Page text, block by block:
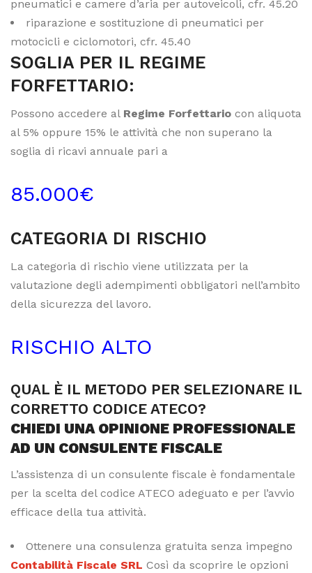
pneumatici e camere d’aria per autoveicoli, cfr. 45.20
riparazione e sostituzione di pneumatici per
motocicli e ciclomotori, cfr. 45.40
SOGLIA PER IL REGIME
FORFETTARIO:
Possono accedere al Regime Forfettario con aliquota
al 5% oppure 15% le attività che non superano la
soglia di ricavi annuale pari a
85.000€
CATEGORIA DI RISCHIO
La categoria di rischio viene utilizzata per la
valutazione degli adempimenti obbligatori nell’ambito
della sicurezza del lavoro.
RISCHIO ALTO
QUAL È IL METODO PER SELEZIONARE IL
CORRETTO CODICE ATECO?
CHIEDI UNA OPINIONE PROFESSIONALE
AD UN CONSULENTE FISCALE
L’assistenza di un consulente fiscale è fondamentale
per la scelta del codice ATECO adeguato e per l’avvio
efficace della tua attività.
Ottenere una consulenza gratuita senza impegno
Contabilità Fiscale SRL Così da scoprire le opzioni